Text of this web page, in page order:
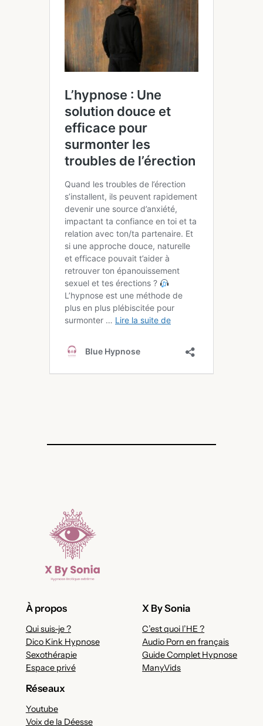
À propos
Qui suis-je ?
Dico Kink Hypnose
Sexothérapie
Espace privé
X By Sonia
C’est quoi l’HE ?
Audio Porn en français
Guide Complet Hypnose
ManyVids
Réseaux
Youtube
Voix de la Déesse